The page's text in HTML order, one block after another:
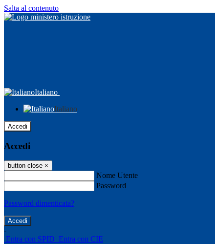
Salta al contenuto
Italiano
Italiano
Accedi
Accedi
button close ×
Nome Utente
Password
Password dimenticata?
-
Entra con SPID Entra con CIE